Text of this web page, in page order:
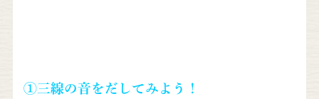
①三線の音をだしてみよう！